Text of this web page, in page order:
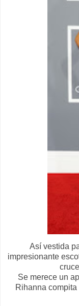
Así vestida
impresionante
Se merece un
Rihanna